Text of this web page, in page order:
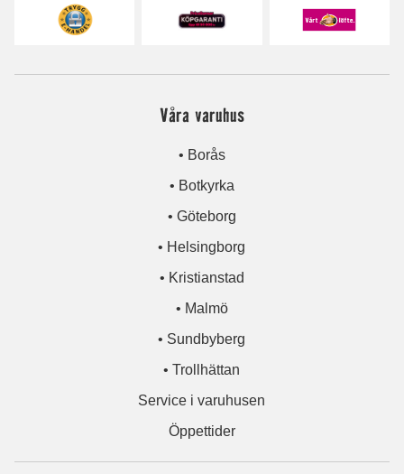
Våra varuhus
• Borås
• Botkyrka
• Göteborg
• Helsingborg
• Kristianstad
• Malmö
• Sundbyberg
• Trollhättan
Service i varuhusen
Öppettider